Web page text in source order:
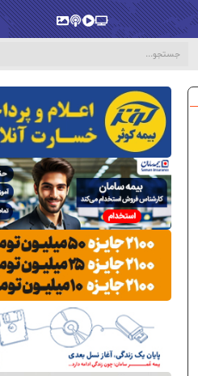
پخش‌زندهویدیو
پادکستگالری